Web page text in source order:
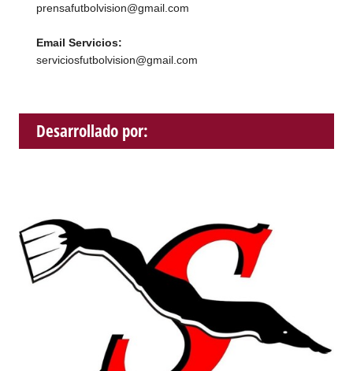
prensafutbolvision@gmail.com
Email Servicios:
serviciosfutbolvision@gmail.com
Desarrollado por: